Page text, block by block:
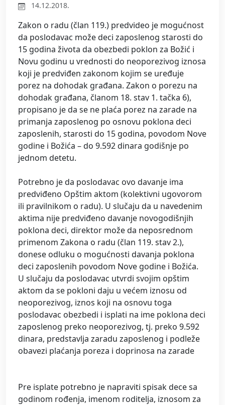
14.12.2018.
Zakon o radu (član 119.) predvideo je mogućnost
da poslodavac može deci zaposlenog starosti do
15 godina života da obezbedi poklon za Božić i
Novu godinu u vrednosti do neoporezivog iznosa
koji je predviđen zakonom kojim se uređuje
porez na dohodak građana. Zakon o porezu na
dohodak građana, članom 18. stav 1. tačka 6),
propisano je da se ne plaća porez na zarade na
primanja zaposlenog po osnovu poklona deci
zaposlenih, starosti do 15 godina, povodom Nove
godine i Božića – do 9.592 dinara godišnje po
jednom detetu.
Potrebno je da poslodavac ovo davanje ima
predviđeno Opštim aktom (kolektivni ugovorom
ili pravilnikom o radu). U slučaju da u navedenim
aktima nije predviđeno davanje novogodišnjih
poklona deci, direktor može da neposrednom
primenom Zakona o radu (član 119. stav 2.),
donese odluku o mogućnosti davanja poklona
deci zaposlenih povodom Nove godine i Božića.
U slučaju da poslodavac utvrdi svojim opštim
aktom da se pokloni daju u većem iznosu od
neoporezivog, iznos koji na osnovu toga
poslodavac obezbedi i isplati na ime poklona deci
zaposlenog preko neoporezivog, tj. preko 9.592
dinara, predstavlja zaradu zaposlenog i podleže
obavezi plaćanja poreza i doprinosa na zarade
Pre isplate potrebno je napraviti spisak dece sa
godinom rođenja, imenom roditelja, iznosom za